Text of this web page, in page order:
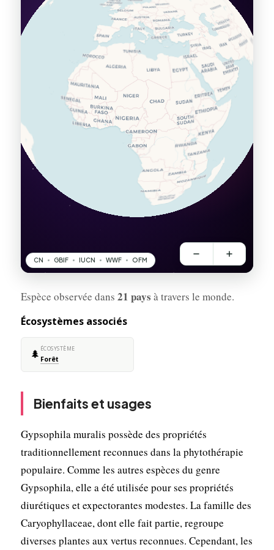
Espèce observée dans 21 pays à travers le monde.
Écosystèmes associés
🌲 ÉCOSYSTÈME
Forêt
Bienfaits et usages
Gypsophila muralis possède des propriétés
traditionnellement reconnues dans la phytothérapie
populaire. Comme les autres espèces du genre
Gypsophila, elle a été utilisée pour ses propriétés
diurétiques et expectorantes modestes. La famille des
Caryophyllaceae, dont elle fait partie, regroupe
diverses plantes aux vertus reconnues. Cependant, les